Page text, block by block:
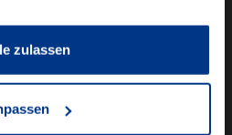
zulassen